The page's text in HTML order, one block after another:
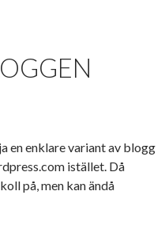
en enklare variant av blogg
istället. Då
på, men kan ändå